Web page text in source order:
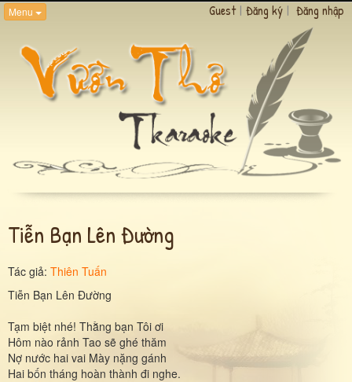
Menu Guest | Đăng ký | Đăng nhập
Tiễn Bạn Lên Đường
Tác giả: Thiên Tuấn
Tiễn Bạn Lên Đường
Tạm biệt nhé! Thằng bạn Tôi ơi
Hôm nào rảnh Tao sẽ ghé thăm
Nợ nước hai vai Mày nặng gánh
Hai bốn tháng hoàn thành đi nghe.